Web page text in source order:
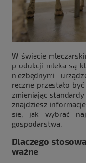
W świecie
produkcji mleka są
niezbędnymi
ręczne przestało
zmieniając
znajdziesz
się, jak wybrać
gospodarstwa.
Dlaczego
ważne